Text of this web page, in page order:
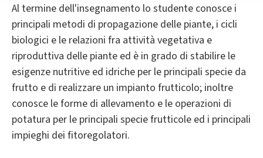
Al termine dell'insegnamento lo studente conosce i
principali metodi di propagazione delle piante, i cicli
biologici e le relazioni fra attività vegetativa e
riproduttiva delle piante ed è in grado di stabilire le
esigenze nutritive ed idriche per le principali specie da
frutto e di realizzare un impianto frutticolo; inoltre
conosce le forme di allevamento e le operazioni di
potatura per le principali specie frutticole ed i principali
impieghi dei fitoregolatori.